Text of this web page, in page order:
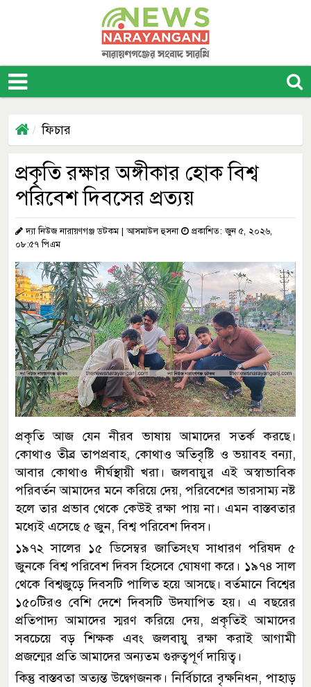
ফিচার
প্রকৃতি রক্ষার অঙ্গীকার হোক বিশ্ব
পরিবেশ দিবসের প্রত্যয়
দ্যা নিউজ নারায়ণগঞ্জ ডটকম | আসমাউল হুসনা
প্রকাশিত: জুন ৫, ২০২৬,
০৮:৫৭ পিএম
প্রকৃতি আজ যেন নীরব ভাষায় আমাদের সতর্ক করছে।
কোথাও তীব্র তাপপ্রবাহ, কোথাও অতিবৃষ্টি ও ভয়াবহ বন্যা,
আবার কোথাও দীর্ঘস্থায়ী খরা। জলবায়ুর এই অস্বাভাবিক
পরিবর্তন আমাদের মনে করিয়ে দেয়, পরিবেশের ভারসাম্য নষ্ট
হলে তার প্রভাব থেকে কেউই রক্ষা পায় না। এমন বাস্তবতার
মধ্যেই এসেছে ৫ জুন, বিশ্ব পরিবেশ দিবস।
১৯৭২ সালের ১৫ ডিসেম্বর জাতিসংঘ সাধারণ পরিষদ ৫
জুনকে বিশ্ব পরিবেশ দিবস হিসেবে ঘোষণা করে। ১৯৭৪ সাল
থেকে বিশ্বজুড়ে দিবসটি পালিত হয়ে আসছে। বর্তমানে বিশ্বের
১৫০টিরও বেশি দেশে দিবসটি উদযাপিত হয়। এ বছরের
প্রতিপাদ্য আমাদের স্মরণ করিয়ে দেয়, প্রকৃতিই আমাদের
সবচেয়ে বড় শিক্ষক এবং জলবায়ু রক্ষা করাই আগামী
প্রজন্মের প্রতি আমাদের অন্যতম গুরুত্বপূর্ণ দায়িত্ব।
কিন্তু বাস্তবতা অত্যন্ত উদ্বেগজনক। নির্বিচারে বৃক্ষনিধন, পাহাড়